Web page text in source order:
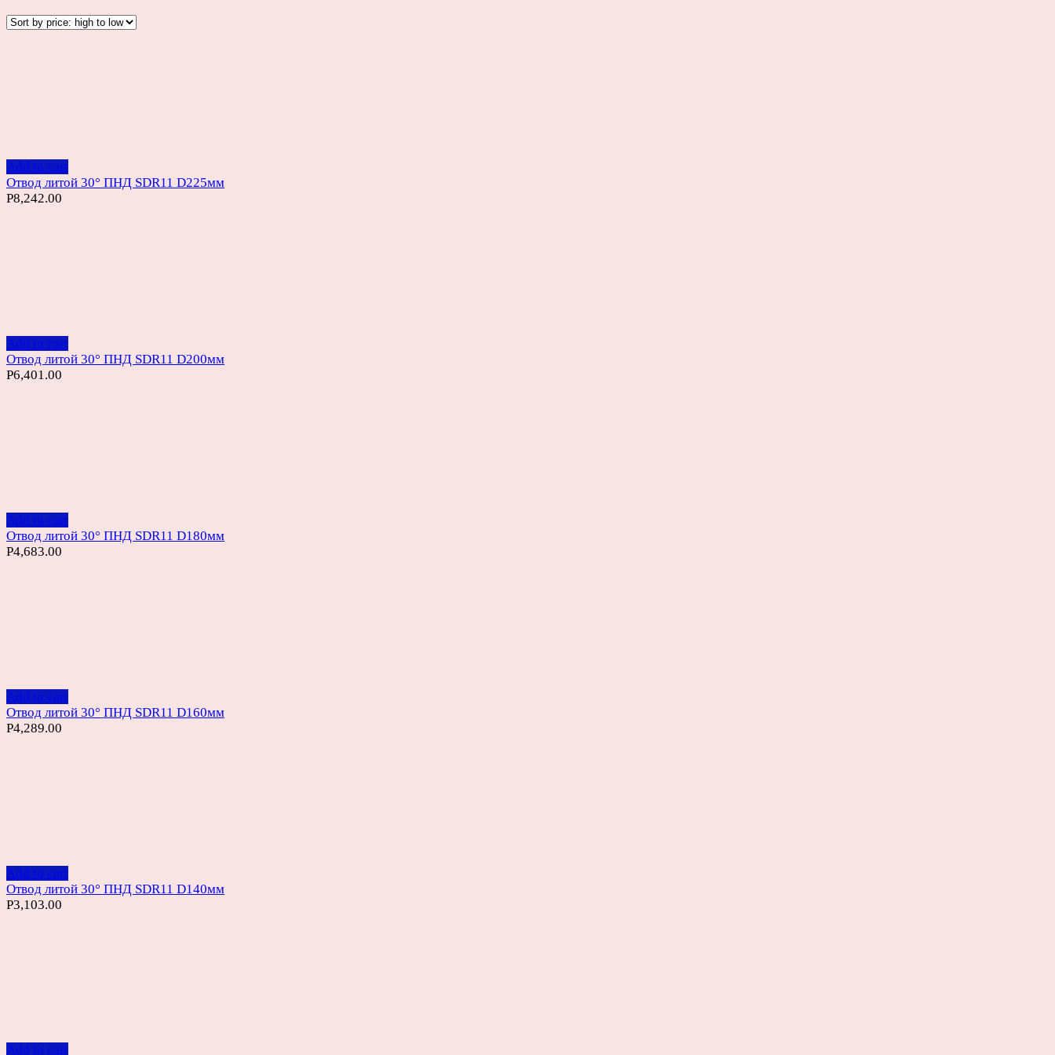
Add to cart
Отвод литой 30° ПНД SDR11 D225мм
Р8,242.00
Add to cart
Отвод литой 30° ПНД SDR11 D200мм
Р6,401.00
Add to cart
Отвод литой 30° ПНД SDR11 D180мм
Р4,683.00
Add to cart
Отвод литой 30° ПНД SDR11 D160мм
Р4,289.00
Add to cart
Отвод литой 30° ПНД SDR11 D140мм
Р3,103.00
Add to cart